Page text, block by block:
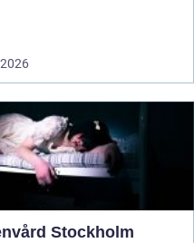
Stockholm